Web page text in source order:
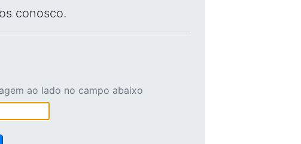
conosco.
ao lado no campo abaixo